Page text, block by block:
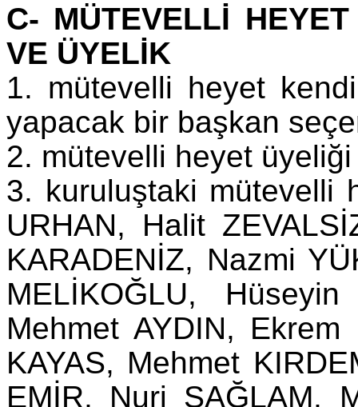
C- MÜTEVELLİ
VE ÜYELİK
1. mütevelli heyet kendi
yapacak bir başkan
2. mütevelli heyet üyeliği
3. kuruluştaki mütevelli
URHAN, Halit
KARADENİZ, Nazmi
MELİKOĞLU,
Mehmet AYDIN,
KAYAS, Mehmet
EMİR, Nuri SAĞLAM,